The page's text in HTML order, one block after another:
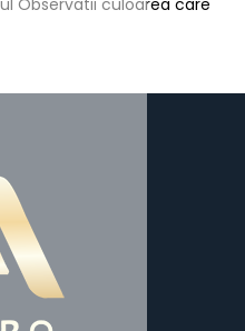
Observatii culoarea care